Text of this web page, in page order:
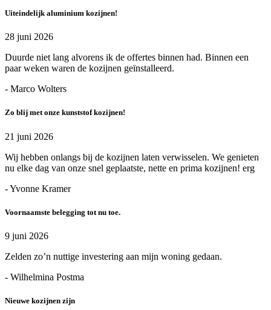
Uiteindelijk aluminium kozijnen!
28 juni 2026
Duurde niet lang alvorens ik de offertes binnen had. Binnen een
paar weken waren de kozijnen geïnstalleerd.
- Marco Wolters
Zo blij met onze kunststof kozijnen!
21 juni 2026
Wij hebben onlangs bij de kozijnen laten verwisselen. We genieten
nu elke dag van onze snel geplaatste, nette en prima kozijnen! erg
- Yvonne Kramer
Voornaamste belegging tot nu toe.
9 juni 2026
Zelden zo’n nuttige investering aan mijn woning gedaan.
- Wilhelmina Postma
Nieuwe kozijnen zijn